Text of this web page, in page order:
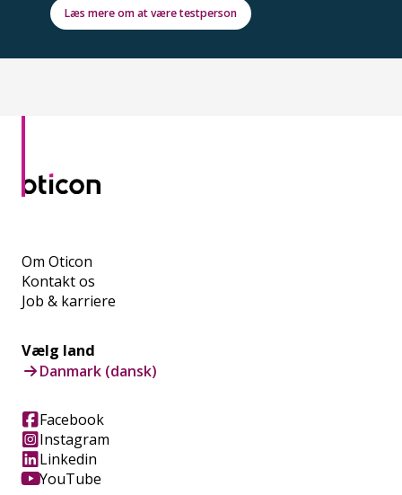
Læs mere om at være testperson
Om Oticon
Kontakt os
Job & karriere
Vælg land
Danmark (dansk)
Facebook
Instagram
Linkedin
YouTube